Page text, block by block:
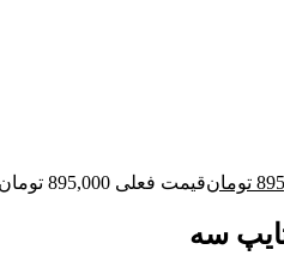
تومانقیمت فعلی 895,000 تومان است.
سه